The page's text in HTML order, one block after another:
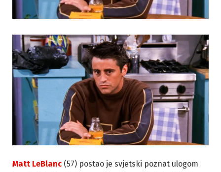
Matt LeBlanc (57) postao je svjetski poznat ulogom